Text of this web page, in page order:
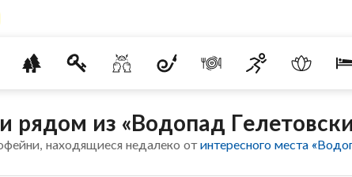
рядом из «Водопад
находящиеся недалеко отинтересного места